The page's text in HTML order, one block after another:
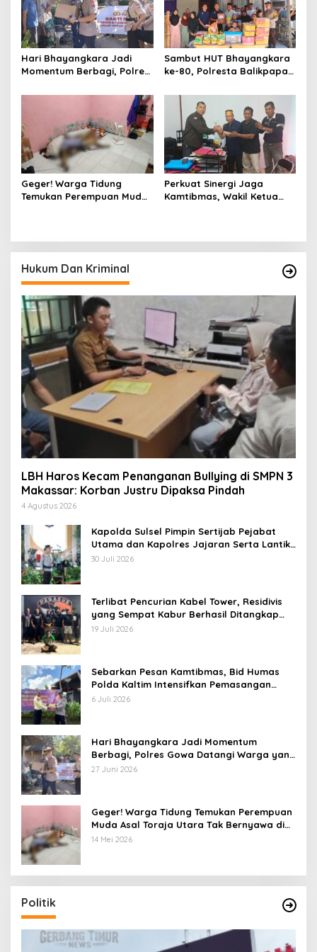
Hari Bhayangkara Jadi
Momentum Berbagi, Polres
Membutuhkan
Sambut HUT Bhayangkara
ke-80, Polresta Balikpapan
Asuhan Jabal Rahmah
Geger! Warga Tidung
Temukan Perempuan Muda
Perkuat Sinergi Jaga
Kamtibmas, Wakil Ketua
Hukum Dan Kriminal
LBH Haros Kecam Penanganan Bullying di SMPN 3
Makassar: Korban Justru Dipaksa Pindah
4 Agustus 2026
Kapolda Sulsel Pimpin Sertijab Pejabat
Utama dan Kapolres Jajaran Serta Lantik
Karolog dan Kapolresta Gowa
30 Juli 2026
Terlibat Pencurian Kabel Tower, Residivis
yang Sempat Kabur Berhasil Ditangkap
Tim Gabungan di Jeneponto
19 Juli 2026
Sebarkan Pesan Kamtibmas, Bid Humas
Polda Kaltim Intensifkan Pemasangan
Spanduk serta Pembagian Stiker
6 Juli 2026
Hari Bhayangkara Jadi Momentum
Berbagi, Polres Gowa Datangi Warga yang
Membutuhkan
27 Juni 2026
Geger! Warga Tidung Temukan Perempuan
Muda Asal Toraja Utara Tak Bernyawa di
Kamar Kos
14 Mei 2026
Politik